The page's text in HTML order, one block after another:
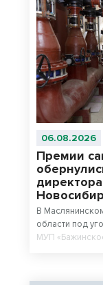
06.08.2026
Премии
В
области под
МУП